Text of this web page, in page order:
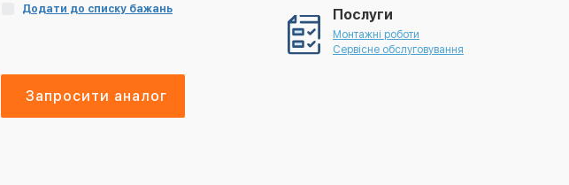
Додати до списку бажань
Послуги
Монтажні роботи
Сервісне обслуговування
Запросити аналог